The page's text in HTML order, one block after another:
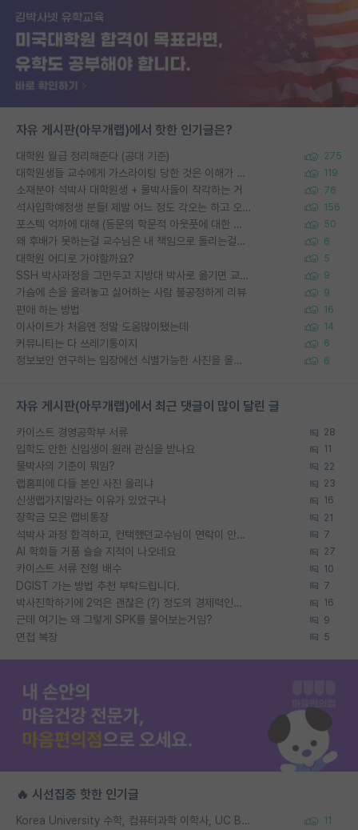
자유 게시판(아무개랩)에서 핫한 인기글은?
대학원 월급 정리해준다 (공대 기준) 275
대학원생들 교수에게 가스라이팅 당한 것은 이해가 갑니다. 안타깝네요. 119
소재분야 석박사 대학원생 + 물박사들이 착각하는 거 76
석사입학예정생 분들! 제발 어느 정도 각오는 하고 오세요. 156
포스텍 억까에 대해 (동문의 학문적 아웃풋에 대한 반박) 50
왜 후배가 못하는걸 교수님은 내 책임으로 돌리는걸까요? 6
대학원 어디로 가야할까요? 5
SSH 박사과정을 그만두고 지방대 박사로 옮기면 교수의 꿈은 끝일까요? 9
가슴에 손을 올려놓고 싫어하는 사람 불공정하게 리뷰 9
편애 하는 방법 16
이사이트가 처음엔 정말 도움많이됐는데 14
커뮤니티는 다 쓰레기통이지 6
정보보안 연구하는 입장에선 식별가능한 사진을 올리는건 비추이긴함 6
자유 게시판(아무개랩)에서 최근 댓글이 많이 달린 글
카이스트 경영공학부 서류 28
입학도 안한 신입생이 원래 관심을 받나요 11
물박사의 기준이 뭐임? 22
랩홈피에 다들 본인 사진 올리냐 23
신생랩가지말라는 이유가 있었구나 16
장학금 모은 랩비통장 21
석박사 과정 합격하고, 컨택했던교수님이 연락이 안됩니다... 7
AI 학회들 거품 슬슬 지적이 나오네요 27
카이스트 서류 전형 배수 10
DGIST 가는 방법 추천 부탁드립니다. 7
박사진학하기에 2억은 괜찮은 (?) 정도의 경제력인가요 16
근데 여기는 왜 그렇게 SPK를 물어보는거임? 9
면접 복장 5
🔥 시선집중 핫한 인기글
Korea University 수학, 컴퓨터과학 이학사, UC Berkeley 산업공학 대학원 공학박사가 되는 것은 쉽지 않겠죠? 11